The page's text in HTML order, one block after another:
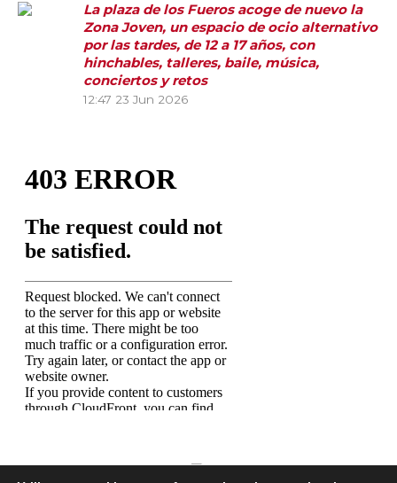
La plaza de los Fueros acoge de nuevo la
Zona Joven, un espacio de ocio alternativo
por las tardes, de 12 a 17 años, con
hinchables, talleres, baile, música,
conciertos y retos
12:47 23 Jun 2026